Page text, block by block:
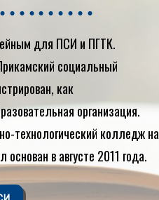
для ПСИ и ПГТК.
социальный
как
организация.
технологический колледж на
в августе 2011 года.